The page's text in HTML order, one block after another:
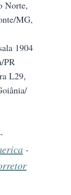
Norte,
MG,
1904
PR
L29,
-
-